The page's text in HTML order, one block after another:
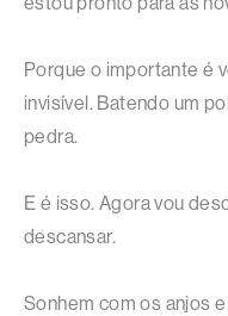
Porque o importante é
invisível. Batendo um
pedra.
E é isso. Agora vou
descansar.
Sonhem com os anjos